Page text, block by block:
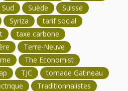
Sud Suède
Suisse
Syriza
tarif social
taxe carbone
Terre-Neuve
The Economist
TJC
tornade Gatineau
Traditionnalistes